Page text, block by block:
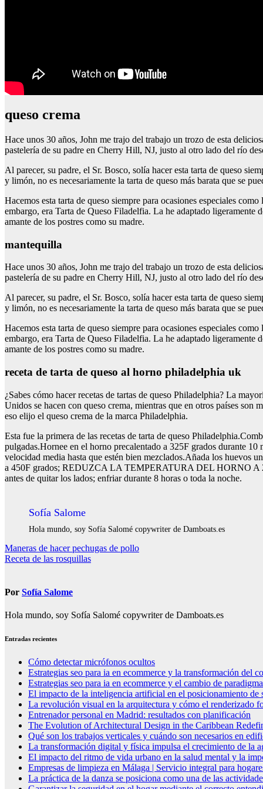
queso crema
Hace unos 30 años, John me trajo del trabajo un trozo de esta
pastelería de su padre en Cherry Hill, NJ, justo al otro lado del río
Al parecer, su padre, el Sr. Bosco, solía hacer esta tarta de queso
y limón, no es necesariamente la tarta de queso más barata que se
Hacemos esta tarta de queso siempre para ocasiones especiales
embargo, era Tarta de Queso Filadelfia. La he adaptado
amante de los postres como su madre.
mantequilla
Hace unos 30 años, John me trajo del trabajo un trozo de esta
pastelería de su padre en Cherry Hill, NJ, justo al otro lado del río
Al parecer, su padre, el Sr. Bosco, solía hacer esta tarta de queso
y limón, no es necesariamente la tarta de queso más barata que se
Hacemos esta tarta de queso siempre para ocasiones especiales
embargo, era Tarta de Queso Filadelfia. La he adaptado
amante de los postres como su madre.
receta de tarta de queso al horno philadelphia uk
¿Sabes cómo hacer recetas de tartas de queso Philadelphia? La
Unidos se hacen con queso crema, mientras que en otros países
eso elijo el queso crema de la marca Philadelphia.
Esta fue la primera de las recetas de tarta de queso
pulgadas.Hornee en el horno precalentado a 325F grados durante
velocidad media hasta que estén bien mezclados.Añada los huevos
a 450F grados; REDUZCA LA TEMPERATURA DEL HORNO A
antes de quitar los lados; enfriar durante 8 horas o toda la noche.
Sofía Salome
Hola mundo, soy Sofía Salomé copywriter de Damboats.es
Navegación
de
Maneras de hacer pechugas de pollo
Receta de las rosquillas
Por Sofía Salome
Hola mundo, soy Sofía Salomé copywriter de Damboats.es
Entradas recientes
Cómo detectar micrófonos ocultos
Estrategias seo para ia en ecommerce y la transformación del
Estrategias seo para ia en ecommerce y el cambio de
El impacto de la inteligencia artificial en el posicionamiento de
La revolución visual en la arquitectura y cómo el renderizado
Entrenador personal en Madrid: resultados con planificación
The Evolution of Architectural Design in the Caribbean
Qué son los trabajos verticales y cuándo son necesarios en
La transformación digital y física impulsa el crecimiento de la
El impacto del ritmo de vida urbano en la salud mental y la
Empresas de limpieza en Málaga | Servicio integral para
La práctica de la danza se posiciona como una de las